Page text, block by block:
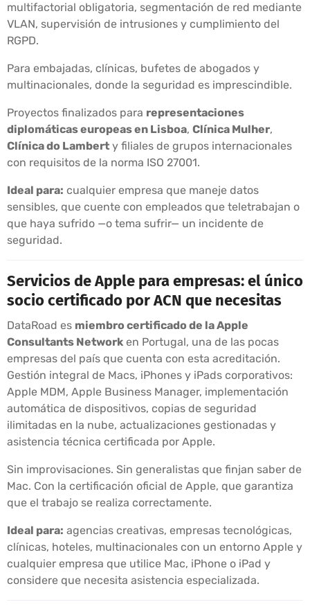
multifactorial obligatoria, segmentación de red mediante
VLAN, supervisión de intrusiones y cumplimiento del
RGPD.
Para embajadas, clínicas, bufetes de abogados y
multinacionales, donde la seguridad es imprescindible.
Proyectos finalizados para representaciones
diplomáticas europeas en Lisboa, Clínica Mulher,
Clínica do Lambert y filiales de grupos internacionales
con requisitos de la norma ISO 27001.
Ideal para: cualquier empresa que maneje datos
sensibles, que cuente con empleados que teletrabajan o
que haya sufrido —o tema sufrir— un incidente de
seguridad.
Servicios de Apple para empresas: el único
socio certificado por ACN que necesitas
DataRoad es miembro certificado de la Apple
Consultants Network en Portugal, una de las pocas
empresas del país que cuenta con esta acreditación.
Gestión integral de Macs, iPhones y iPads corporativos:
Apple MDM, Apple Business Manager, implementación
automática de dispositivos, copias de seguridad
ilimitadas en la nube, actualizaciones gestionadas y
asistencia técnica certificada por Apple.
Sin improvisaciones. Sin generalistas que finjan saber de
Mac. Con la certificación oficial de Apple, que garantiza
que el trabajo se realiza correctamente.
Ideal para: agencias creativas, empresas tecnológicas,
clínicas, hoteles, multinacionales con un entorno Apple y
cualquier empresa que utilice Mac, iPhone o iPad y
considere que necesita asistencia especializada.